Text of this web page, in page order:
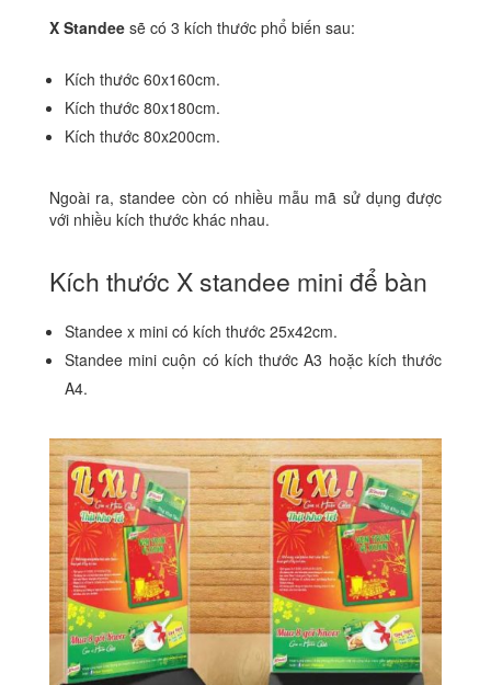
X Standeesẽ có 3 kích thước phổ biến sau:
Kích thước 60x160cm.
Kích thước 80x180cm.
Kích thước 80x200cm.
Ngoài ra, standee còn có nhiều mẫu mã sử dụng được
với nhiều kích thước khác nhau.
Kích thước X standee mini để bàn
Standee x mini có kích thước 25x42cm.
Standee mini cuộn có kích thước A3 hoặc kích thước
A4.